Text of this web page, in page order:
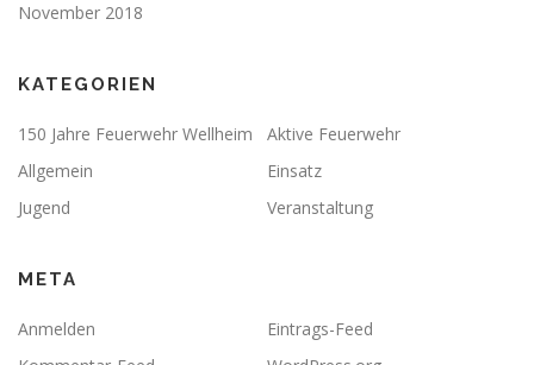
November 2018
KATEGORIEN
150 Jahre Feuerwehr Wellheim
Aktive Feuerwehr
Allgemein
Einsatz
Jugend
Veranstaltung
META
Anmelden
Eintrags-Feed